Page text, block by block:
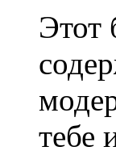
Этот
тебе